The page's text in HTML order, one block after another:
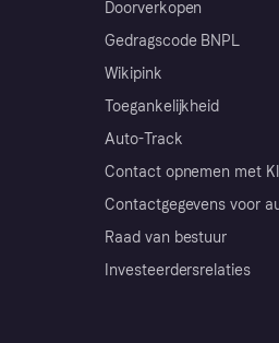
Doorverkopen
Gedragscode BNPL
Wikipink
Toegankelijkheid
Auto-Track
Contact opnemen met
Contactgegevens voor
Raad van bestuur
Investeerdersrelaties